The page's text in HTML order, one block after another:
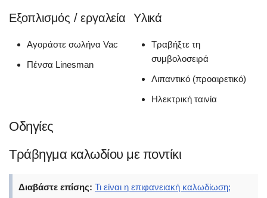
Εξοπλισμός / εργαλεία
Αγοράστε σωλήνα Vac
Πένσα Linesman
Υλικά
Τραβήξτε τη
συμβολοσειρά
Λιπαντικό (προαιρετικό)
Ηλεκτρική ταινία
Οδηγίες
Τράβηγμα καλωδίου με ποντίκι
Διαβάστε επίσης: Τι είναι η επιφανειακή καλωδίωση;